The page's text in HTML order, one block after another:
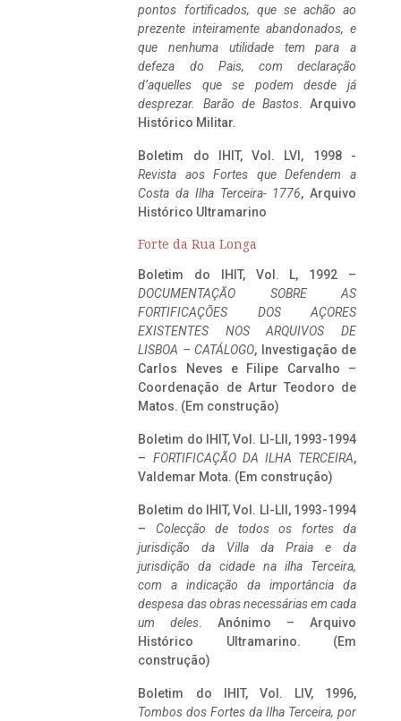
pontos fortificados, que se achão ao
prezente inteiramente abandonados, e
que nenhuma utilidade tem para a
defeza do Pais, com declaração
d’aquelles que se podem desde já
desprezar. Barão de Bastos. Arquivo
Histórico Militar.
Boletim do IHIT, Vol. LVI, 1998 -
Revista aos Fortes que Defendem a
Costa da Ilha Terceira- 1776, Arquivo
Histórico Ultramarino
Forte da Rua Longa
Boletim do IHIT, Vol. L, 1992 –
DOCUMENTAÇÃO SOBRE AS
FORTIFICAÇÕES DOS AÇORES
EXISTENTES NOS ARQUIVOS DE
LISBOA – CATÁLOGO, Investigação de
Carlos Neves e Filipe Carvalho –
Coordenação de Artur Teodoro de
Matos. (Em construção)
Boletim do IHIT, Vol. LI-LII, 1993-1994
– FORTIFICAÇÃO DA ILHA TERCEIRA,
Valdemar Mota. (Em construção)
Boletim do IHIT, Vol. LI-LII, 1993-1994
– Colecção de todos os fortes da
jurisdição da Villa da Praia e da
jurisdição da cidade na ilha Terceira,
com a indicação da importância da
despesa das obras necessárias em cada
um deles. Anónimo – Arquivo
Histórico Ultramarino. (Em
construção)
Boletim do IHIT, Vol. LIV, 1996,
Tombos dos Fortes da Ilha Terceira, por